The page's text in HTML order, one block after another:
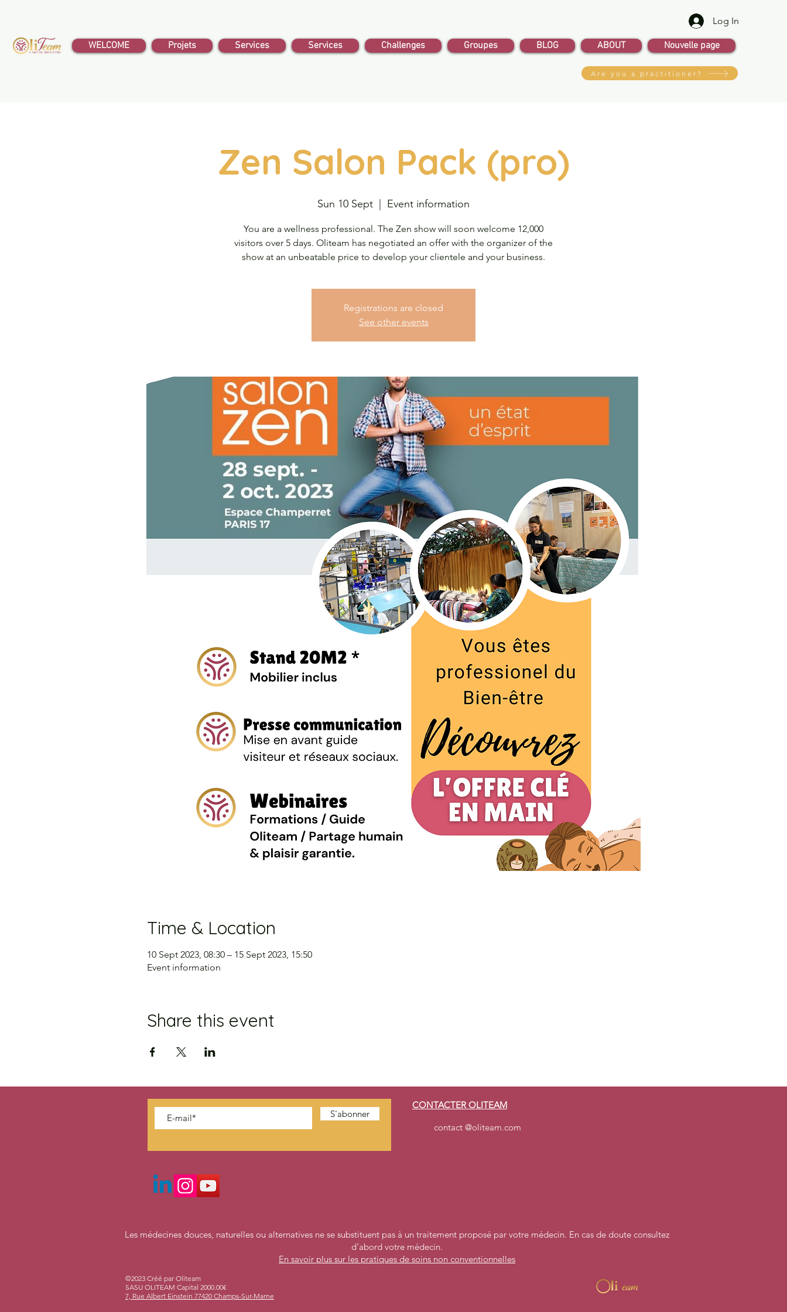
Log In
WELCOME Projets Services Services Challenges Groupes BLOG ABOUT Nouvelle page
Are you a practitioner?
Zen Salon Pack (pro)
Sun 10 Sept Event information
You are a wellness professional. The Zen show will soon welcome 12,000
visitors over 5 days. Oliteam has negotiated an offer with the organizer of the
show at an unbeatable price to develop your clientele and your business.
Registrations are closed
See other events
Time & Location
10 Sept 2023, 08:30 – 15 Sept 2023, 15:50
Event information
Share this event
S'abonner
CONTACTER OLITEAM
contact @oliteam.com
Les médecines douces, naturelles ou alternatives ne se substituent pas à un traitement proposé par votre médecin. En cas de doute consultez
d’abord votre médecin.
En savoir plus sur les pratiques de soins non conventionnelles
©2023 Créé par Oliteam
SASU OLITEAM Capital 2000.00€
7, Rue Albert Einstein 77420 Champs-Sur-Marne